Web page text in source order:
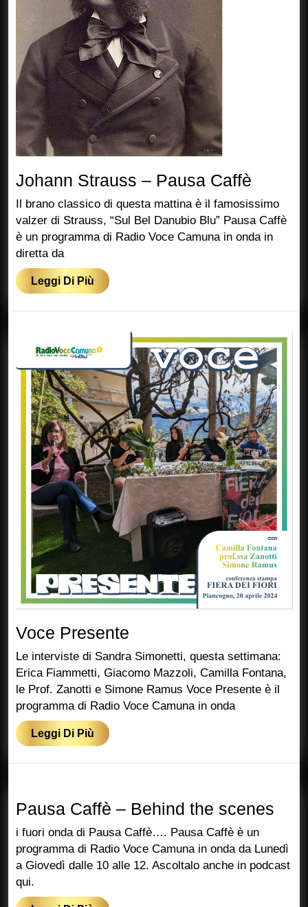
Johann Strauss – Pausa Caffè
–
Pausa
Il brano classico di questa mattina è il famosissimo
valzer di Strauss, “Sul Bel Danubio Blu” Pausa Caffè
è un programma di Radio Voce Camuna in onda in
diretta da
Leggi Di Più Leggi
Di
Voce Presente
Presente
Le interviste di Sandra Simonetti, questa settimana:
Erica Fiammetti, Giacomo Mazzoli, Camilla Fontana,
le Prof. Zanotti e Simone Ramus Voce Presente è il
programma di Radio Voce Camuna in onda
Leggi Di Più Leggi
Di
Pausa Caffè – Behind the scenes
–
i fuori onda di Pausa Caffè…. Pausa Caffè è un
programma di Radio Voce Camuna in onda da Lunedì
a Giovedì dalle 10 alle 12. Ascoltalo anche in podcast
qui.